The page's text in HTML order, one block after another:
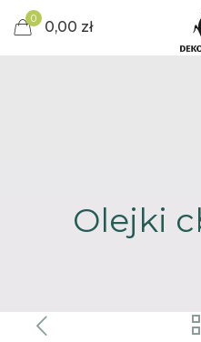
0 0,00 zł
Olejki